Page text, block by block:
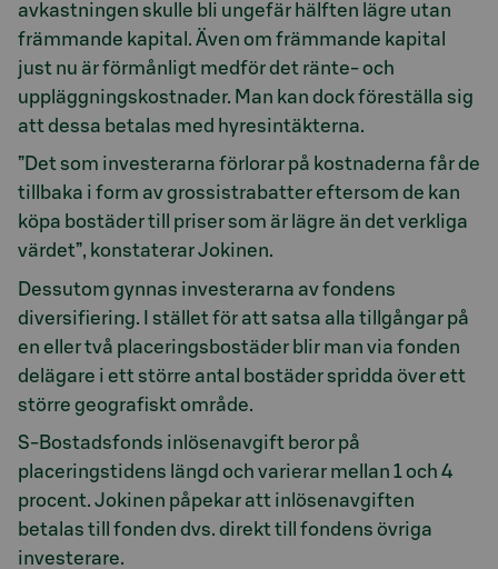
avkastningen skulle bli ungefär hälften lägre utan
främmande kapital. Även om främmande kapital
just nu är förmånligt medför det ränte- och
uppläggningskostnader. Man kan dock föreställa sig
att dessa betalas med hyresintäkterna.
”Det som investerarna förlorar på kostnaderna får de
tillbaka i form av grossistrabatter eftersom de kan
köpa bostäder till priser som är lägre än det verkliga
värdet”, konstaterar Jokinen.
Dessutom gynnas investerarna av fondens
diversifiering. I stället för att satsa alla tillgångar på
en eller två placeringsbostäder blir man via fonden
delägare i ett större antal bostäder spridda över ett
större geografiskt område.
S-Bostadsfonds inlösenavgift beror på
placeringstidens längd och varierar mellan 1 och 4
procent. Jokinen påpekar att inlösenavgiften
betalas till fonden dvs. direkt till fondens övriga
investerare.